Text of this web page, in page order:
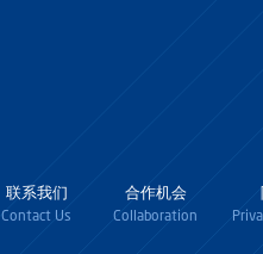
联系我们
Contact Us
合作机会
Collaboration